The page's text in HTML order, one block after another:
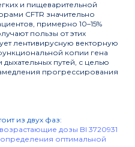
и пищеварительной
CFTR значительно
примерно 10–15%
пользы от этих
лентивирусную векторную
копии гена
дыхательных путей, с целью
прогрессирования
из двух фаз:
дозы BI 3720931
оптимальной